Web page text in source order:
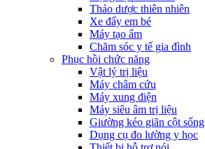
Thảo dược thiên nhiên
Xe đẩy em bé
Máy tạo ẩm
Chăm sóc y tế gia đình
Phục hồi chức năng
Vật lý trị liệu
Máy châm cứu
Máy xung điện
Máy siêu âm trị liệu
Giường kéo giãn cột sống
Dụng cụ đo lường y học